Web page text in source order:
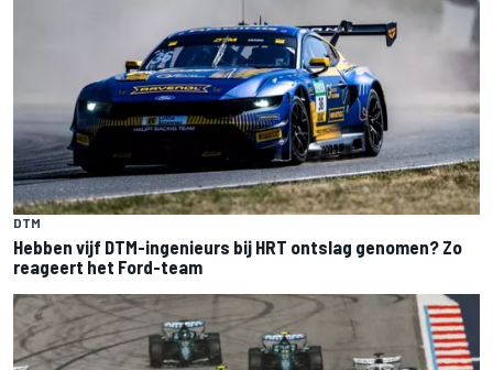
DTM
Hebben vijf DTM-ingenieurs bij HRT ontslag genomen? Zo
reageert het Ford-team